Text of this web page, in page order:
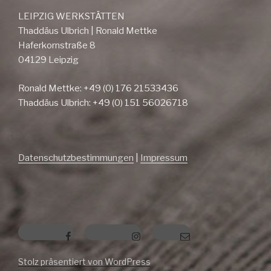
LEIPZIG WERKSTÄTTEN
Thaddäus Ulbrich | Ronald Mettke
Haferkornstraße 8
04129 Leipzig
Ronald Mettke: +49 (0) 176 21533436
Thaddäus Ulbrich: +49 (0) 151 56026718
Datenschutzbestimmungen Impressum
Facebook E-Mail
Stolz präsentiert von WordPress